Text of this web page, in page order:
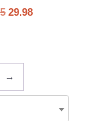
29.98
→